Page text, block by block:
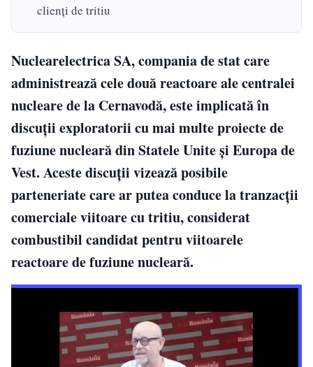
clienți de tritiu
Nuclearelectrica SA, compania de stat care
administrează cele două reactoare ale centralei
nucleare de la Cernavodă, este implicată în
discuții exploratorii cu mai multe proiecte de
fuziune nucleară din Statele Unite și Europa de
Vest. Aceste discuții vizează posibile
parteneriate care ar putea conduce la tranzacții
comerciale viitoare cu tritiu, considerat
combustibil candidat pentru viitoarele
reactoare de fuziune nucleară.